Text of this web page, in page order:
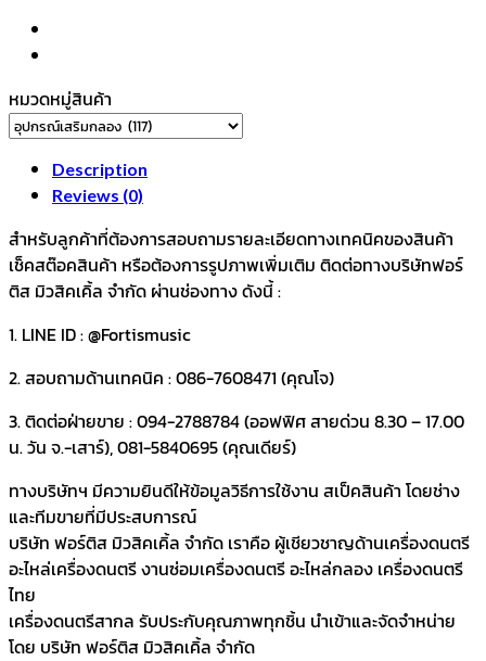
หมวดหมู่สินค้า
Description
Reviews (0)
สำหรับลูกค้าที่ต้องการสอบถามรายละเอียดทางเทคนิคของสินค้า
เช็คสต๊อคสินค้า หรือต้องการรูปภาพเพิ่มเติม ติดต่อทางบริษัทฟอร์
ติส มิวสิคเคิ้ล จำกัด ผ่านช่องทาง ดังนี้ :
1. LINE ID : @Fortismusic
2. สอบถามด้านเทคนิค : 086-7608471 (คุณโจ)
3. ติดต่อฝ่ายขาย : 094-2788784 (ออฟฟิศ สายด่วน 8.30 – 17.00
น. วัน จ.-เสาร์), 081-5840695 (คุณเดียร์)
ทางบริษัทฯ มีความยินดีให้ข้อมูลวิธีการใช้งาน สเป็คสินค้า โดยช่าง
และทีมขายที่มีประสบการณ์
บริษัท ฟอร์ติส มิวสิคเคิ้ล จำกัด เราคือ ผู้เชียวชาญด้านเครื่องดนตรี
อะไหล่เครื่องดนตรี งานซ่อมเครื่องดนตรี อะไหล่กลอง เครื่องดนตรี
ไทย
เครื่องดนตรีสากล รับประกับคุณภาพทุกชิ้น นำเข้าและจัดจำหน่าย
โดย บริษัท ฟอร์ติส มิวสิคเคิ้ล จำกัด